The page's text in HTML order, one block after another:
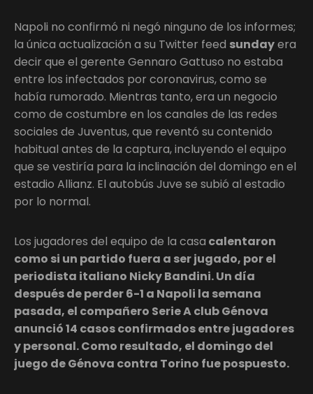
Napoli no confirmó ni negó ninguno de los informes;
la única actualización a su Twitter feed sundayera
decir que el gerente Gennaro Gattuso no estaba
entre los infectados por coronavirus, como se
había rumorado. Mientras tanto, era un negocio
como de costumbre en los canales de las redes
sociales de Juventus, que reventó su contenido
habitual antes de la captura, incluyendo el equipo
que se vestiría para la inclinación del domingo en el
estadio Allianz. El autobús Juve se subió al estadio
por lo normal.
Los jugadores del equipo de la casa calentaron
como si un partido fuera a ser jugado, por el
periodista italiano Nicky Bandini. Un día
después de perder 6-1 a Napoli la semana
pasada, el compañero Serie A club Génova
anunció 14 casos confirmados entre jugadores
y personal. Como resultado, el domingo del
juego de Génova contra Torino fue pospuesto.